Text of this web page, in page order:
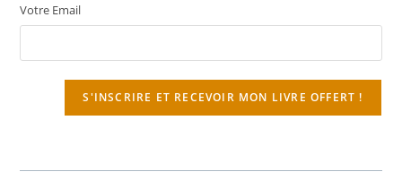
Votre Email
S'INSCRIRE ET RECEVOIR MON LIVRE OFFERT !